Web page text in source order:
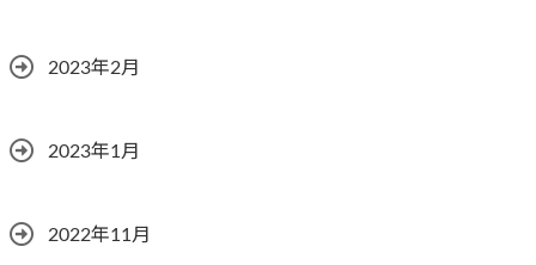
2023年2月
2023年1月
2022年11月